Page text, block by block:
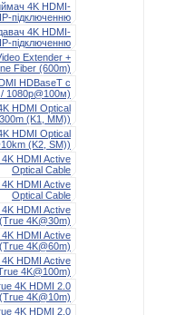
4K HDMI-
підключенню
4K HDMI-
підключенню
Extender +
Fiber (600m)
HDBaseT c
1080p@100м)
HDMI Optical
(K1, MM))
HDMI Optical
(K2, SM))
HDMI Active
Optical Cable
HDMI Active
Optical Cable
HDMI Active
4K@30m)
HDMI Active
4K@60m)
HDMI Active
4K@100m)
4K HDMI 2.0
4K@10m)
4K HDMI 2.0